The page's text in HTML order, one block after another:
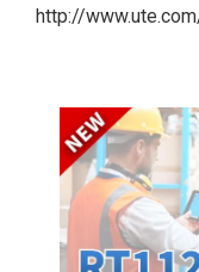
http://